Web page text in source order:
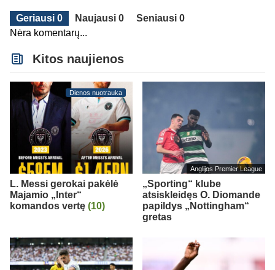
Geriausi 0 Naujausi 0
Seniausi 0
Nėra komentarų...
Kitos naujienos
Dienos nuotrauka
L. Messi gerokai pakėlė
Majamio „Inter“
komandos vertę (10)
Anglijos Premier League
„Sporting“ klube
atsiskleidęs O. Diomande
papildys „Nottingham“
gretas